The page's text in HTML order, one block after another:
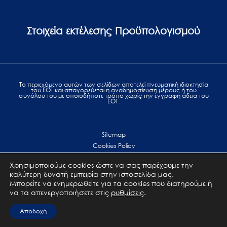
Στοιχεία εκτέλεσης Προϋπολογισμού
Το περιεχόμενο αυτών των σελίδων αποτελεί πvευματική ιδιοκτησία
του ΕΟΤ και απαγορεύεται η αναδημοσίευση μέρους ή του
συνόλου του με οποιοδήποτε τρόπο χωρίς την έγγραφη άδεια του
ΕΟΤ.
Sitemap
Cookies Policy
Terms of use
Επικοινωνία
Χρησιμοποιούμε cookies ώστε να σας παρέχουμε την
καλύτερη δυνατή εμπειρία στην ιστοσελίδα μας.
Μπορείτε να ενημερωθείτε για τα cookies που διατηρούμε ή
να τα απενεργοποιήσετε στις ρυθμίσεις.
Αποδοχή